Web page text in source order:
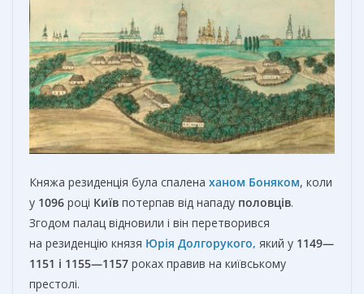
Княжа резиденція була спалена ханом Боняком, коли
у 1096 році Київ потерпав від нападу половців.
Згодом палац відновили і він перетворився
на резиденцію князя Юрія Долгорукого, який у 1149—
1151 і 1155—1157 роках правив на київському
престолі.